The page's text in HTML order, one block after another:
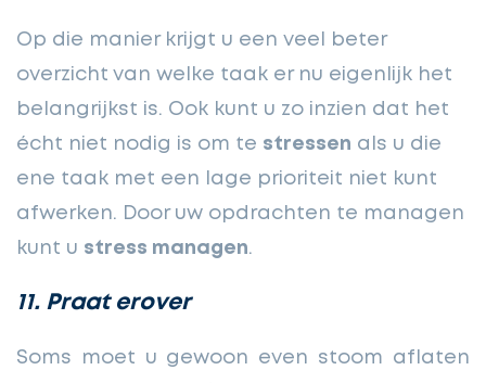
Op die manier krijgt u een veel beter
overzicht van welke taak er nu eigenlijk het
belangrijkst is. Ook kunt u zo inzien dat het
écht niet nodig is om te stressen als u die
ene taak met een lage prioriteit niet kunt
afwerken. Door uw opdrachten te managen
kunt u stress managen.
11. Praat erover
Soms moet u gewoon even stoom aflaten